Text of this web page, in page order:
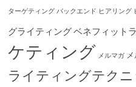
ターゲティング バックエンド ヒアリング
グライティング ベネフィット
ケティング メルマガ
ライティングテクニ